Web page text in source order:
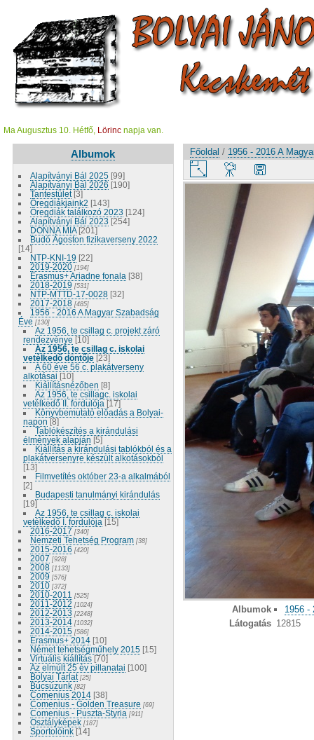
Ma Augusztus 10. Hétfő, Lörinc napja van.
Albumok
Alapítványi Bál 2025 [99]
Alapítványi Bál 2026 [190]
Tantestület [3]
Öregdiákjaink2 [143]
Öregdiák találkozó 2023 [124]
Alapítványi Bál 2023 [254]
DONNA MIA [201]
Budó Ágoston fizikaverseny 2022
[14]
NTP-KNI-19 [22]
2019-2020 [194]
Erasmus+ Ariadne fonala [38]
2018-2019 [531]
NTP-MTTD-17-0028 [32]
2017-2018 [485]
1956 - 2016 A Magyar Szabadság
Éve [130]
Az 1956, te csillag c. projekt záró
rendezvénye [10]
Az 1956, te csillag c. iskolai
vetélkedő döntője [23]
A 60 éve 56 c. plakátverseny
alkotásai [10]
Kiállításnézőben [8]
Az 1956, te csillagc. iskolai
vetélkedő II. fordulója [17]
Könyvbemutató előadás a Bolyai-
napon [8]
Tablókészítés a kirándulási
élmények alapján [5]
Kiállítás a kirándulási tablókból és a
plakátversenyre készült alkotásokból
[13]
Filmvetítés október 23-a alkalmából
[2]
Budapesti tanulmányi kirándulás
[19]
Az 1956, te csillag c. iskolai
vetélkedő I. fordulója [15]
2016-2017 [340]
Nemzeti Tehetség Program [38]
2015-2016 [420]
2007 [928]
2008 [1133]
2009 [576]
2010 [372]
2010-2011 [525]
2011-2012 [1024]
2012-2013 [2248]
2013-2014 [1032]
2014-2015 [586]
Erasmus+ 2014 [10]
Német tehetségműhely 2015 [15]
Virtuális kiállítás [70]
Az elmúlt 25 év pillanatai [100]
Bolyai Tárlat [25]
Búcsúzunk [82]
Comenius 2014 [38]
Comenius - Golden Treasure [69]
Comenius - Puszta-Styria [911]
Osztályképek [187]
Sportolóink [14]
Főoldal / 1956 - 2016 A
Albumok
1956 -
Látogatás 12815